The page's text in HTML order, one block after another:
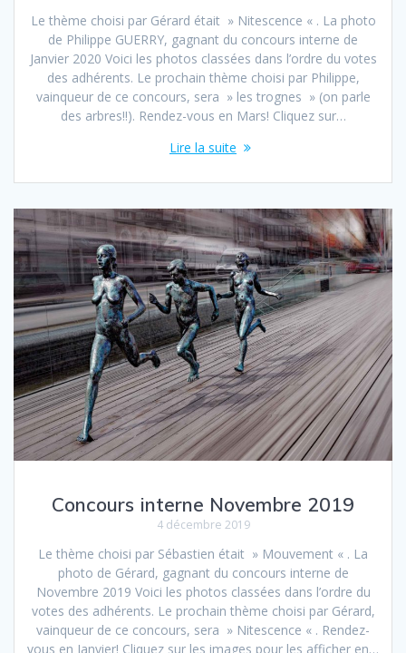
Le thème choisi par Gérard était » Nitescence « . La photo
de Philippe GUERRY, gagnant du concours interne de
Janvier 2020 Voici les photos classées dans l’ordre du votes
des adhérents. Le prochain thème choisi par Philippe,
vainqueur de ce concours, sera » les trognes » (on parle
des arbres!!). Rendez-vous en Mars! Cliquez sur…
Lire la suite
Concours interne Novembre 2019
4 décembre 2019
Le thème choisi par Sébastien était » Mouvement « . La
photo de Gérard, gagnant du concours interne de
Novembre 2019 Voici les photos classées dans l’ordre du
votes des adhérents. Le prochain thème choisi par Gérard,
vainqueur de ce concours, sera » Nitescence « . Rendez-
vous en Janvier! Cliquez sur les images pour les afficher en…